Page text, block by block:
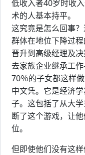
低收入者40岁时收
术的人基本持平。
这究竟是怎么回事
群体在地位下降过
晋升到高级经理及
去家族企业继承工
70％的子女都这样
中文凭。它是经济
子。这包括了从大
断了这个游戏，让
位。
但即使他们没有这